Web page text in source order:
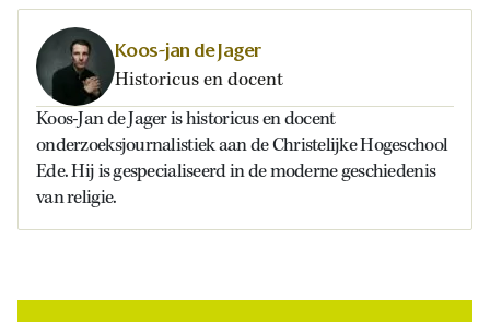
Koos-jan de Jager
Historicus en docent
Koos-Jan de Jager is historicus en docent
onderzoeksjournalistiek aan de Christelijke Hogeschool
Ede. Hij is gespecialiseerd in de moderne geschiedenis
van religie.